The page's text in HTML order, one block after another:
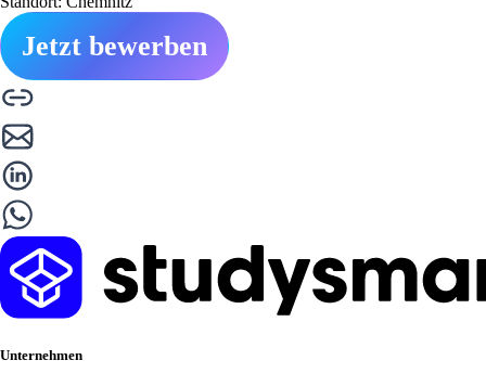
Jetzt bewerben
Unternehmen